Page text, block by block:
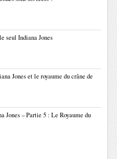
seul Indiana Jones
Jones et le royaume du crâne de
Jones – Partie 5 : Le Royaume du